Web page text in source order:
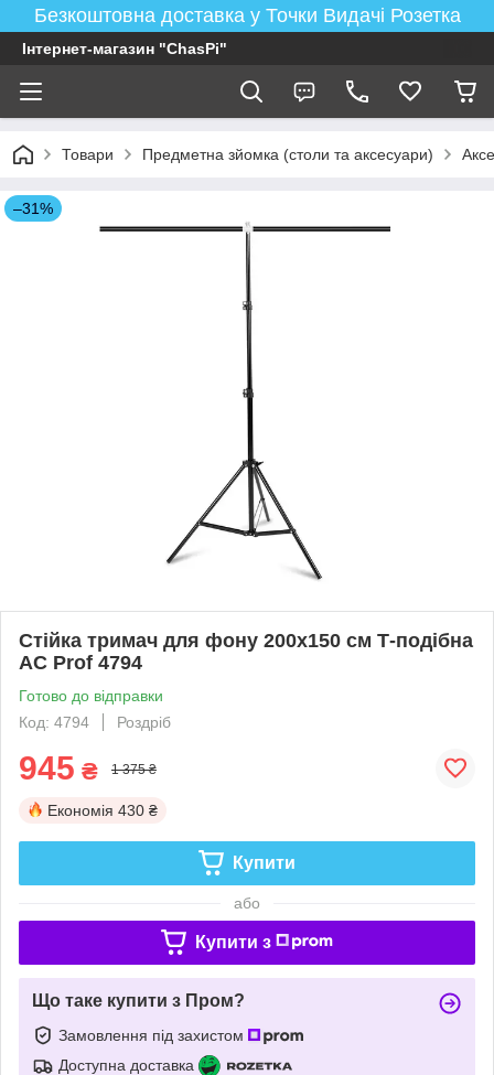
Безкоштовна доставка у Точки Видачі Розетка
Інтернет-магазин "ChasPi"
Товари Предметна зйомка (столи та аксесуари)
–31%
Стійка тримач для фону 200х150 см Т-подібна
AC Prof 4794
Готово до відправки
Код: 4794
Роздріб
945 ₴ 1 375 ₴
Економія 430 ₴
Купити
або
Купити з
Що таке купити з Пром?
Замовлення під захистом
Доступна доставка